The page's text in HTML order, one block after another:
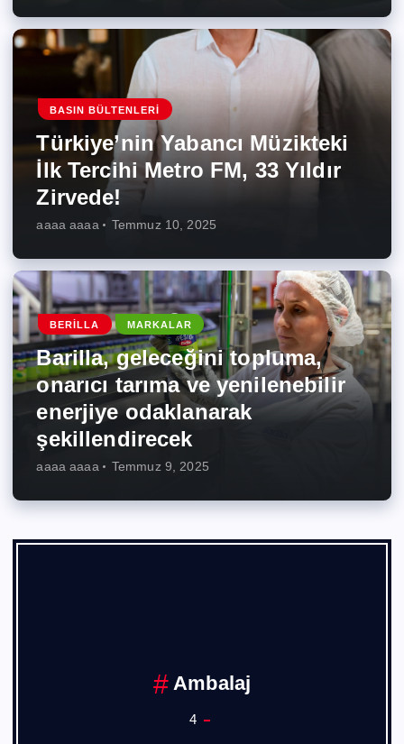
BASIN BÜLTENLERI
Türkiye’nin Yabancı Müzikteki
İlk Tercihi Metro FM, 33 Yıldır
Zirvede!
aaaa aaaa Temmuz 10, 2025
BERILLA MARKALAR
Barilla, geleceğini topluma,
onarıcı tarıma ve yenilenebilir
enerjiye odaklanarak
şekillendirecek
aaaa aaaa Temmuz 9, 2025
Ankara Sanayi Odası
1